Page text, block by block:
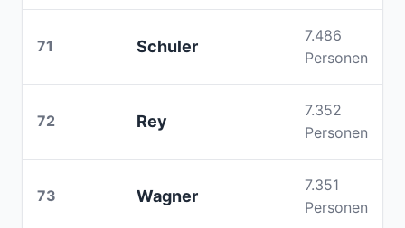
71 Schuler
7.486
Personen
72 Rey
7.352
Personen
73 Wagner
7.351
Personen